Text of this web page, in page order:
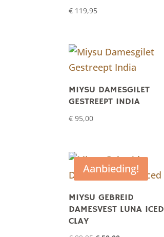
€ 119,95
MIYSU DAMESGILET
GESTREEPT INDIA
€ 95,00
Aanbieding!
MIYSU GEBREID
DAMESVEST LUNA ICED
CLAY